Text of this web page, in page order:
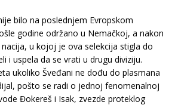
bilo na poslednjem Evropskom
godine održano u Nemačkoj, a nakon
u kojoj je ova selekcija stigla do
i uspela da se vrati u drugu diviziju.
ukoliko Šveđani ne dođu do plasmana
pošto se radi o jednoj fenomenalnoj
Đokereš i Isak, zvezde proteklog